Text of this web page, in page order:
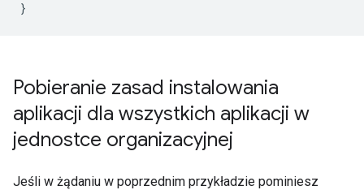
Pobieranie zasad instalowania
aplikacji dla wszystkich aplikacji w
jednostce organizacyjnej
Jeśli w żądaniu w poprzednim przykładzie pominiesz